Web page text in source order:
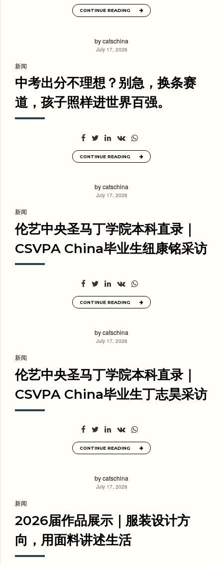
CONTINUE READING
by catschina
July 17, 2026
新闻
中考出分不理想？别急，换条赛
道，孩子照样进世界百强。
CONTINUE READING
by catschina
July 17, 2026
新闻
伦艺中央圣马丁学院本科直录｜
CSVPA China毕业生纽康铭采访
CONTINUE READING
by catschina
July 17, 2026
新闻
伦艺中央圣马丁学院本科直录｜
CSVPA China毕业生丁志昊采访
CONTINUE READING
by catschina
July 17, 2026
新闻
2026届作品展示｜服装设计方
向，用面料讲述生活